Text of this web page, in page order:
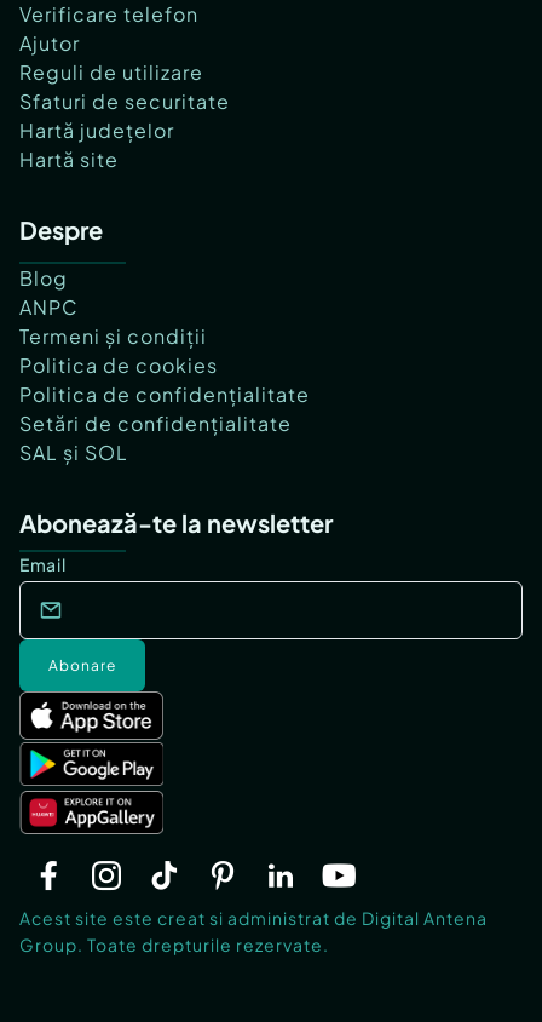
Verificare telefon
Ajutor
Reguli de utilizare
Sfaturi de securitate
Hartă județelor
Hartă site
Despre
Blog
ANPC
Termeni și condiții
Politica de cookies
Politica de confidențialitate
Setări de confidențialitate
SAL și SOL
Abonează-te la newsletter
Email
Abonare
Acest site este creat si administrat de Digital Antena
Group. Toate drepturile rezervate.